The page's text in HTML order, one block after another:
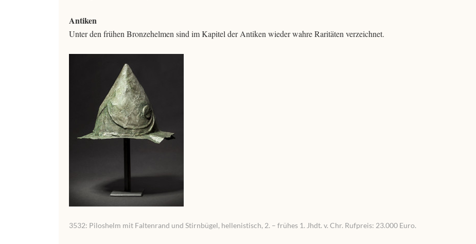
Antiken
Unter den frühen Bronzehelmen sind im Kapitel der Antiken wieder wahre Raritäten verzeichnet.
3532: Piloshelm mit Faltenrand und Stirnbügel, hellenistisch, 2. – frühes 1. Jhdt. v. Chr. Rufpreis: 23.000 Euro.